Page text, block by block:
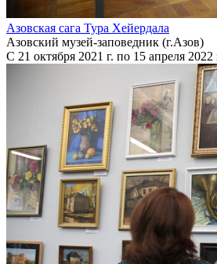
Азовская сага Тура Хейердала
Азовский музей-заповедник (г.Азов)
С 21 октября 2021 г. по 15 апреля 2022